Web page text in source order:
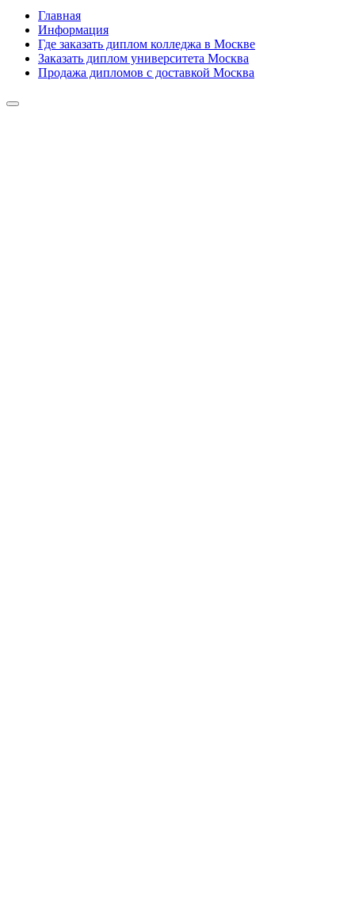
Главная
Информация
Где заказать диплом колледжа в Москве
Заказать диплом университета Москва
Продажа дипломов с доставкой Москва